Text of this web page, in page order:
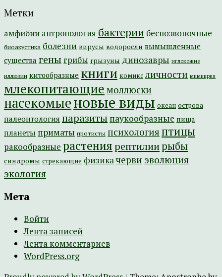
Метки
амфибии антропология бактерии беспозвоночные
биоакустика болезни вирусы водоросли вымышленные
существа гены грибы грызуны динозавры иглокожие
иллюзии китообразные книги комикс личности мимикрия
млекопитающие моллюски
насекомыеновые виды океан острова
палеонтология паразиты паукообразные пища
планеты приматы протисты психология птицы
ракообразные растениярептилиирыбы
синдромы стрекающие физикачерви эволюция
экология
Мета
Войти
Лента записей
Лента комментариев
WordPress.org